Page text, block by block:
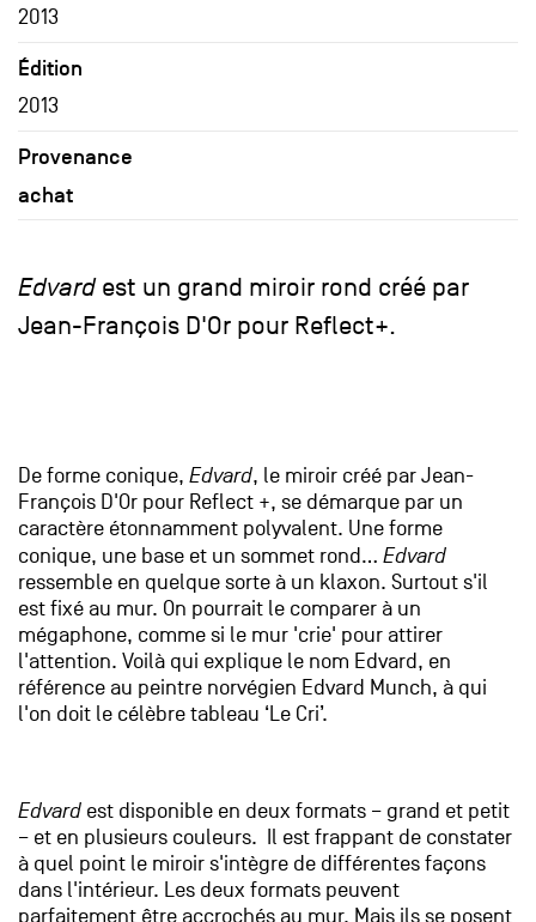
2013
Édition
2013
Provenance
achat
Edvardest un grand miroir rond créé par
Jean-François D'Or pour Reflect+.
De forme conique, Edvard, le miroir créé par Jean-
François D'Or pour Reflect +, se démarque par un
caractère étonnamment polyvalent. Une forme
conique, une base et un sommet rond… Edvard
ressemble en quelque sorte à un klaxon. Surtout s'il
est fixé au mur. On pourrait le comparer à un
mégaphone, comme si le mur 'crie' pour attirer
l'attention. Voilà qui explique le nom Edvard, en
référence au peintre norvégien Edvard Munch, à qui
l'on doit le célèbre tableau ‘Le Cri’.
Edvard est disponible en deux formats – grand et petit
– et en plusieurs couleurs. Il est frappant de constater
à quel point le miroir s'intègre de différentes façons
dans l'intérieur. Les deux formats peuvent
parfaitement être accrochés au mur. Mais ils se posent